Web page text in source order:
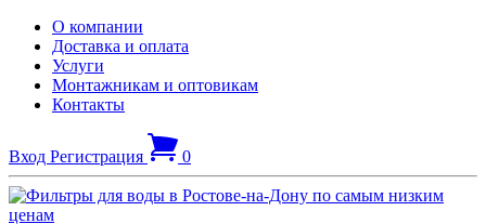
О компании
Доставка и оплата
Услуги
Монтажникам и оптовикам
Контакты
Вход Регистрация 0